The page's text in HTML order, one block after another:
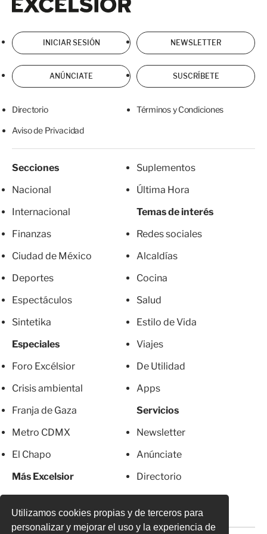
Utilizamos cookies propias y de terceros para
personalizar y mejorar el uso y la experiencia de
INICIAR SESIÓN NEWSLETTER
ANÚNCIATE SUSCRÍBETE
Directorio Términos y Condiciones
Aviso de Privacidad
Secciones
Nacional
Internacional
Finanzas
Ciudad de México
Deportes
Espectáculos
Sintetika
Especiales
Foro Excélsior
Crisis ambiental
Franja de Gaza
Metro CDMX
El Chapo
Más Excelsior
Suplementos
Última Hora
Temas de interés
Redes sociales
Alcaldías
Cocina
Salud
Estilo de Vida
Viajes
De Utilidad
Apps
Servicios
Newsletter
Anúnciate
Directorio